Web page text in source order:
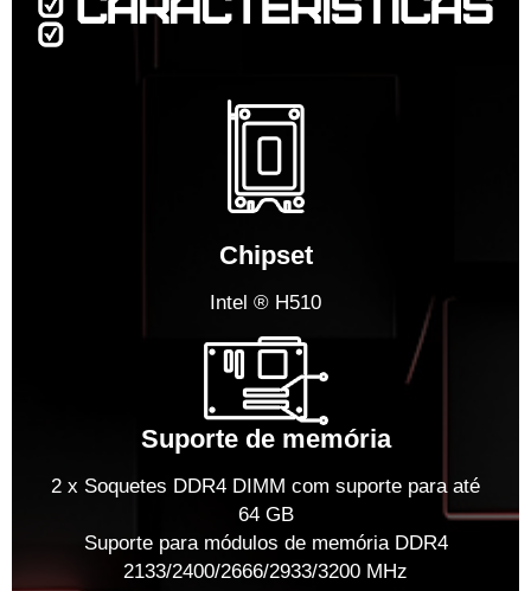
Chipset
Intel ® H510
Suporte de memória
2 x Soquetes DDR4 DIMM com suporte para até
64 GB
Suporte para módulos de memória DDR4
2133/2400/2666/2933/3200 MHz